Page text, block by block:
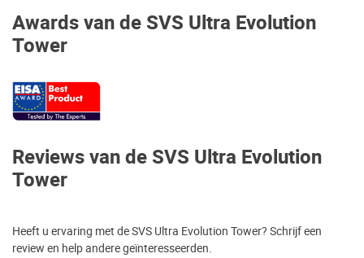
Awards van de SVS Ultra Evolution
Tower
Reviews van de SVS Ultra Evolution
Tower
Heeft u ervaring met de SVS Ultra Evolution Tower? Schrijf een
review en help andere geïnteresseerden.